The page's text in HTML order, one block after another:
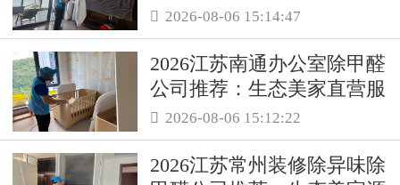
母婴级治理服务！
 2026-08-06 15:14:47
2026江苏南通办公室除甲醛
公司推荐：生态美家直营服
务保障职场空气品质
 2026-08-06 15:12:22
2026江苏常州装修除异味除